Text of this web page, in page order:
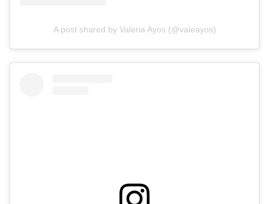
A post shared by Valeria Ayos (@valeayos)